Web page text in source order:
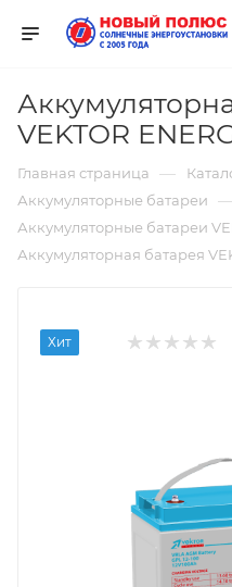
VEKTOR
Главная страница —
Аккумуляторные батареи
Аккумуляторные батареи
Аккумуляторная батарея
Хит